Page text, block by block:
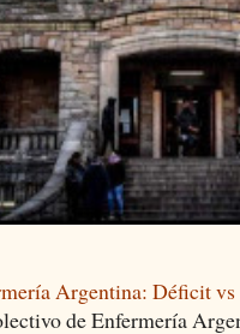
Argentina: Déficit
de Enfermería